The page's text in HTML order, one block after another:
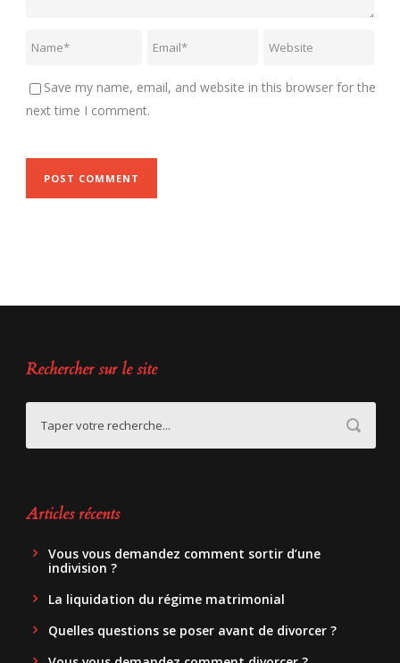
Save my name, email, and website in this browser for the
next time I comment.
Rechercher sur le site
Articles récents
Vous vous demandez comment sortir d’une
indivision ?
La liquidation du régime matrimonial
Quelles questions se poser avant de divorcer ?